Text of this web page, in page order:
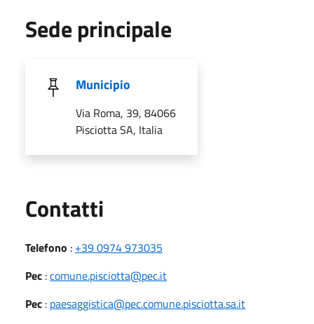
Sede principale
Municipio
Via Roma, 39, 84066
Pisciotta SA, Italia
Contatti
Telefono : +39 0974 973035
Pec :comune.pisciotta@pec.it
Pec : paesaggistica@pec.comune.pisciotta.sa.it